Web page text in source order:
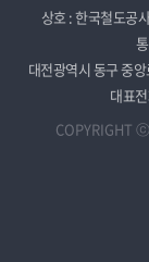
상호 : 한국철도공
대전광역시 동구 중
대표
COPYRIGHT